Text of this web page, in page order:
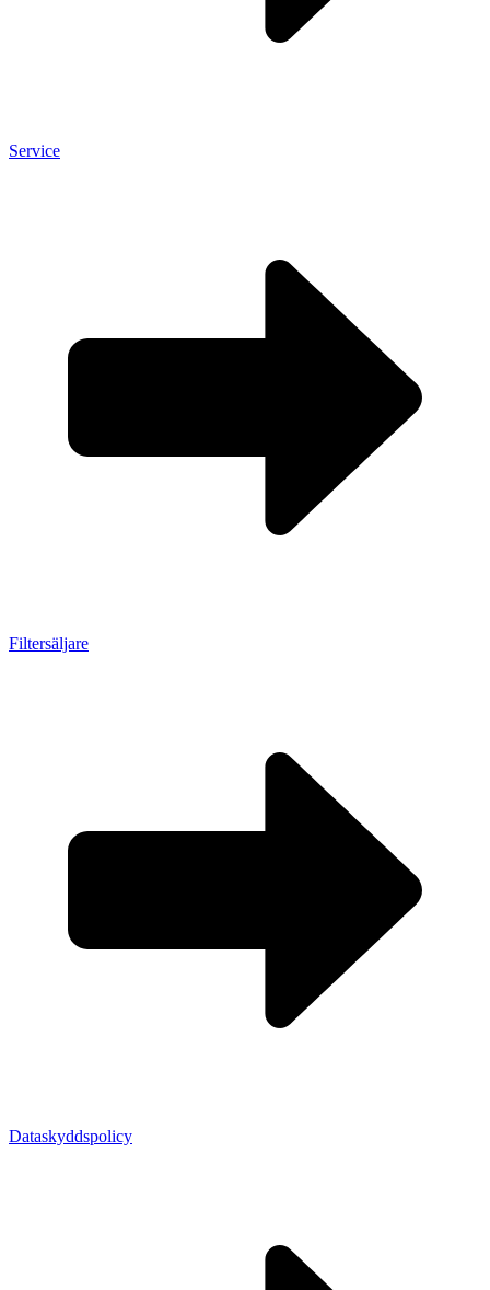
Service
Filtersäljare
Dataskyddspolicy